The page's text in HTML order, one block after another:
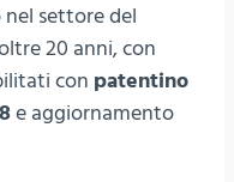
settore del
20 anni, con
con patentino
e aggiornamento